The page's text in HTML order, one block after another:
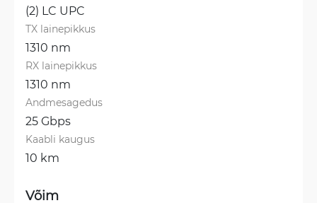
(2) LC UPC
TX lainepikkus
1310 nm
RX lainepikkus
1310 nm
Andmesagedus
25 Gbps
Kaabli kaugus
10 km
Võim